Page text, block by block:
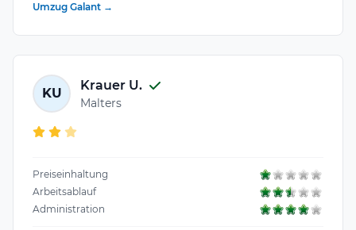
Umzug Galant →
KU
Krauer U.
Malters
Preiseinhaltung
Arbeitsablauf
Administration